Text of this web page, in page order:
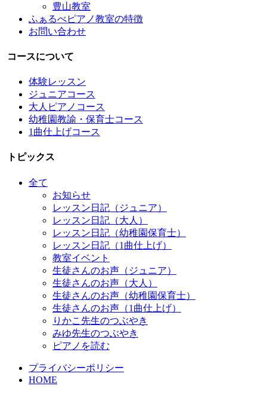
豊山教室
ふぁるべピアノ教室の特徴
お問い合わせ
コースについて
体験レッスン
ジュニアコース
大人ピアノコース
幼稚園教諭・保育士コース
1曲仕上げコース
トピックス
全て
お知らせ
レッスン日記（ジュニア）
レッスン日記（大人）
レッスン日記（幼稚園保育士）
レッスン日記（1曲仕上げ）
教室イベント
生徒さんのお声（ジュニア）
生徒さんのお声（大人）
生徒さんのお声（幼稚園保育士）
生徒さんのお声（1曲仕上げ）
りかこ先生のつぶやき
みゆ先生のつぶやき
ピアノを読む
プライバシーポリシー
HOME